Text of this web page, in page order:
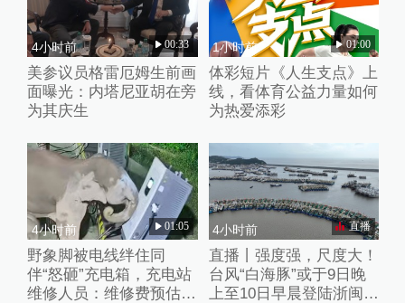
4小时前 00:33
美参议员格雷厄姆生前画
面曝光：内塔尼亚胡在旁
为其庆生
1小时前 01:00
体彩短片《人生支点》上
线，看体育公益力量如何
为热爱添彩
4小时前 01:05
野象脚被电线绊住同
伴“怒砸”充电箱，充电站
维修人员：维修费预估2
4小时前 直播
直播丨强度强，尺度大！
台风“白海豚”或于9日晚
上至10日早晨登陆浙闽沿